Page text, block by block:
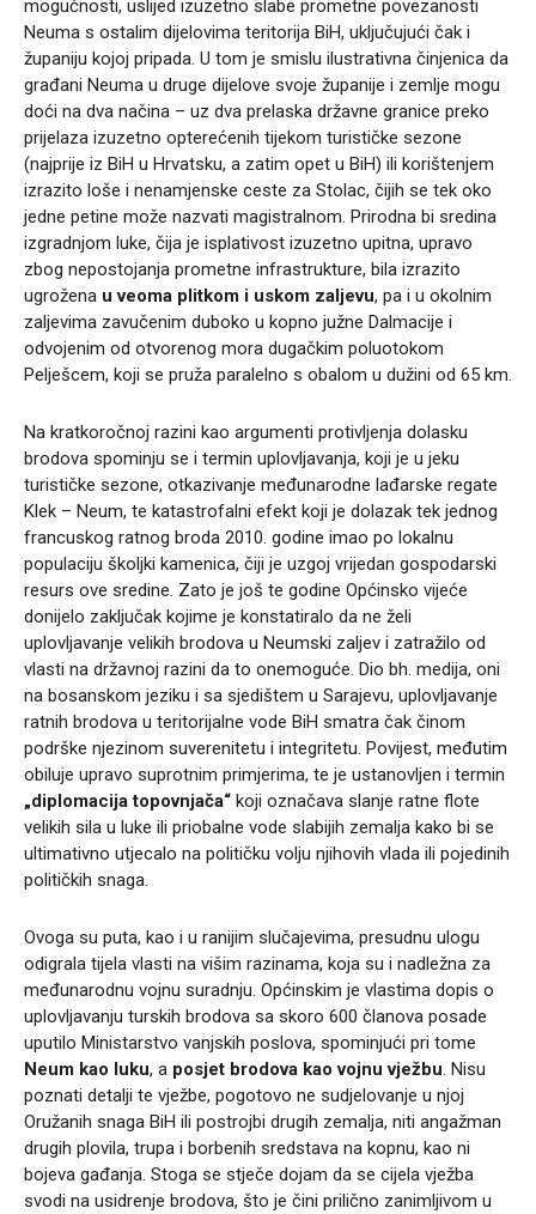
mogućnosti, uslijed izuzetno slabe prometne povezanosti
Neuma s ostalim dijelovima teritorija BiH, uključujući čak i
županiju kojoj pripada. U tom je smislu ilustrativna činjenica da
građani Neuma u druge dijelove svoje županije i zemlje mogu
doći na dva načina – uz dva prelaska državne granice preko
prijelaza izuzetno opterećenih tijekom turističke sezone
(najprije iz BiH u Hrvatsku, a zatim opet u BiH) ili korištenjem
izrazito loše i nenamjenske ceste za Stolac, čijih se tek oko
jedne petine može nazvati magistralnom. Prirodna bi sredina
izgradnjom luke, čija je isplativost izuzetno upitna, upravo
zbog nepostojanja prometne infrastrukture, bila izrazito
ugrožena u veoma plitkom i uskom zaljevu, pa i u okolnim
zaljevima zavučenim duboko u kopno južne Dalmacije i
odvojenim od otvorenog mora dugačkim poluotokom
Pelješcem, koji se pruža paralelno s obalom u dužini od 65 km.
Na kratkoročnoj razini kao argumenti protivljenja dolasku
brodova spominju se i termin uplovljavanja, koji je u jeku
turističke sezone, otkazivanje međunarodne lađarske regate
Klek – Neum, te katastrofalni efekt koji je dolazak tek jednog
francuskog ratnog broda 2010. godine imao po lokalnu
populaciju školjki kamenica, čiji je uzgoj vrijedan gospodarski
resurs ove sredine. Zato je još te godine Općinsko vijeće
donijelo zaključak kojime je konstatiralo da ne želi
uplovljavanje velikih brodova u Neumski zaljev i zatražilo od
vlasti na državnoj razini da to onemoguće. Dio bh. medija, oni
na bosanskom jeziku i sa sjedištem u Sarajevu, uplovljavanje
ratnih brodova u teritorijalne vode BiH smatra čak činom
podrške njezinom suverenitetu i integritetu. Povijest, međutim
obiluje upravo suprotnim primjerima, te je ustanovljen i termin
„diplomacija topovnjača“ koji označava slanje ratne flote
velikih sila u luke ili priobalne vode slabijih zemalja kako bi se
ultimativno utjecalo na političku volju njihovih vlada ili pojedinih
političkih snaga.
Ovoga su puta, kao i u ranijim slučajevima, presudnu ulogu
odigrala tijela vlasti na višim razinama, koja su i nadležna za
međunarodnu vojnu suradnju. Općinskim je vlastima dopis o
uplovljavanju turskih brodova sa skoro 600 članova posade
uputilo Ministarstvo vanjskih poslova, spominjući pri tome
Neum kao luku, a posjet brodova kao vojnu vježbu . Nisu
poznati detalji te vježbe, pogotovo ne sudjelovanje u njoj
Oružanih snaga BiH ili postrojbi drugih zemalja, niti angažman
drugih plovila, trupa i borbenih sredstava na kopnu, kao ni
bojeva gađanja. Stoga se stječe dojam da se cijela vježba
svodi na usidrenje brodova, što je čini prilično zanimljivom u